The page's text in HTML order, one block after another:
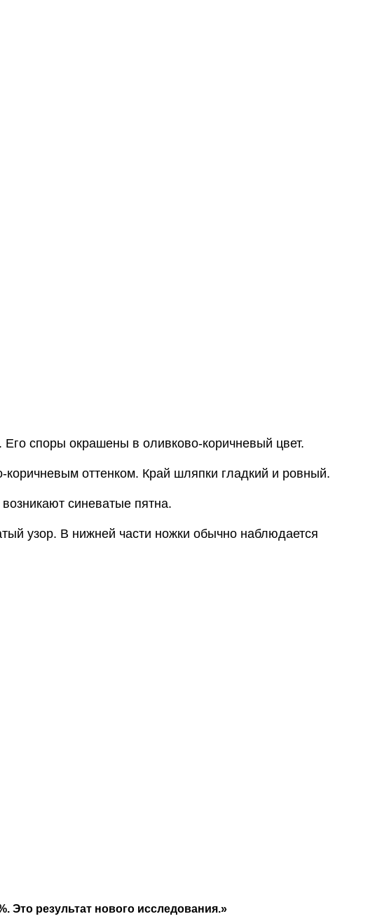
споры окрашены в оливково-коричневый цвет.
оттенком. Край шляпки гладкий и ровный.
синеватые пятна.
узор. В нижней части ножки обычно наблюдается
Это результат нового исследования.»